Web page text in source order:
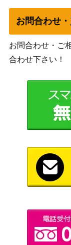
an Obliterator
暗殺者の戦利品/
勝利の楽士/Voice
[Foil] 439 悪辣な
ボーダーレス
お問合わせ
お問合わせ・ご
合わせ下さい！